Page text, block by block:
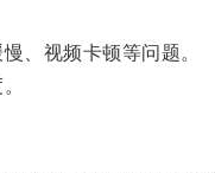
、视频卡顿等问题。